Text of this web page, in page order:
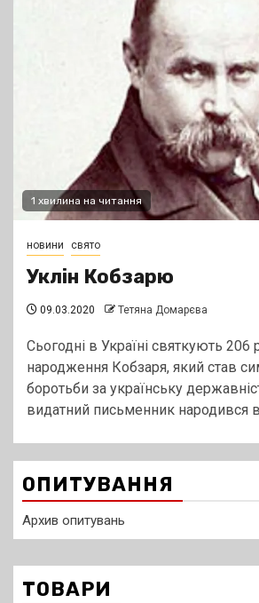
1 хвилина на читання
новини свято
Уклін Кобзарю
09.03.2020 Тетяна Домарєва
Сьогодні в Україні святкують 206
народження Кобзаря, який став
боротьби за українську
видатний письменник народився в
ОПИТУВАННЯ
Архив опитувань
ТОВАРИ